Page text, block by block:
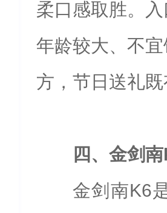
柔口感取胜。
年龄较大、不
方，节日送礼
四、金剑
金剑南K6